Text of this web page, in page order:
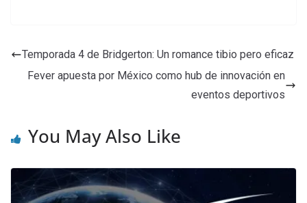
Temporada 4 de Bridgerton: Un romance tibio pero eficaz
Fever apuesta por México como hub de innovación en
eventos deportivos
You May Also Like